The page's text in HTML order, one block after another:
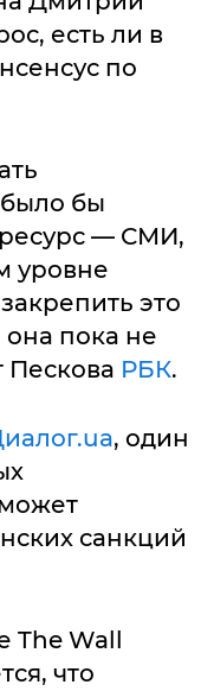
есть ли в
по
бы
— СМИ,
уровне
это
она пока не
Пескова РБК.
, один
санкций
The Wall
что